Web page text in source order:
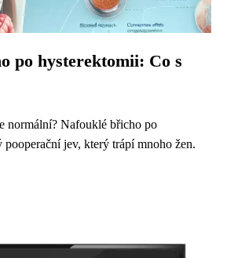
po hysterektomii: Co s
normální? Nafouklé břicho po
pooperační jev, který trápí mnoho žen.